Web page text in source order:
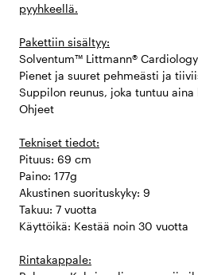
pyyhkeellä.
Pakettiin sisältyy:
Solventum™ Littmann®
Pienet ja suuret pehmeästi ja
Suppilon reunus, joka tuntuu
Ohjeet
Tekniset tiedot:
Pituus: 69 cm
Paino: 177g
Akustinen suorituskyky: 9
Takuu: 7 vuotta
Käyttöikä: Kestää noin 30 vuotta
Rintakappale: